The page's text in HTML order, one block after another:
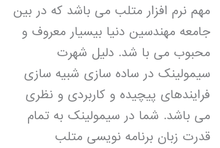
مهم نرم افزار متلب می باشد که در بین
جامعه مهندسین دنیا بیسیار معروف و
محبوب می با شد. دلیل شهرت
سیمولینک در ساده سازی شبیه سازی
فرایندهای پیچیده و کاربردی و نظری
می باشد. شما در سیمولینک به تمام
قدرت زبان برنامه نویسی متلب